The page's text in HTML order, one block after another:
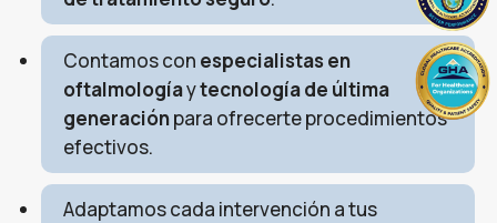
Contamos con especialistas en
oftalmologíaytecnología de última
generaciónpara ofrecerte procedimientos
efectivos.
Adaptamos cada intervención a tus